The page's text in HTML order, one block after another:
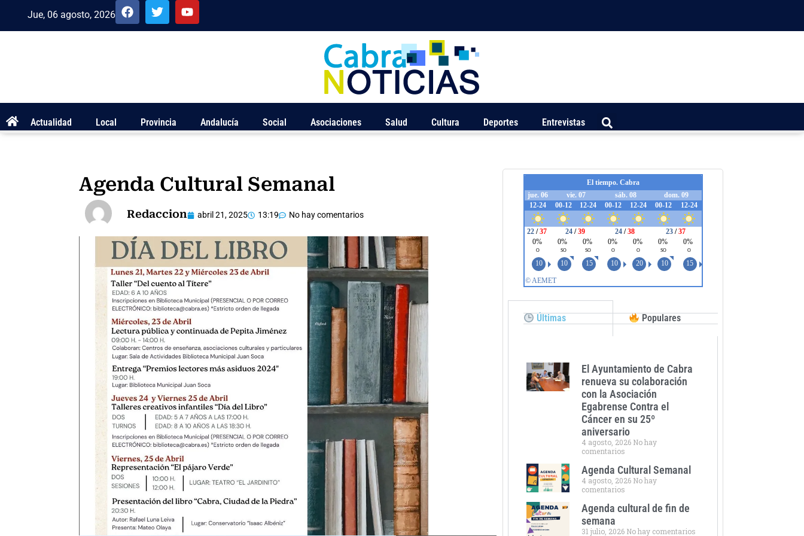
Jue, 06 agosto, 2026
Actualidad Local Provincia Andalucía Social Asociaciones Salud Cultura Deportes Entrevistas
Agenda Cultural Semanal
Redaccion abril 21, 2025 13:19 No hay comentarios
Últimas Populares
El Ayuntamiento de Cabra
renueva su colaboración
con la Asociación
Egabrense Contra el
Cáncer en su 25º
aniversario
4 agosto, 2026 No hay
comentarios
Agenda Cultural Semanal
4 agosto, 2026 No hay
comentarios
Agenda cultural de fin de
semana
31 julio, 2026 No hay comentarios